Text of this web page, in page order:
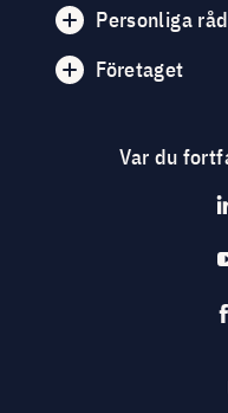
Personliga råd
Företaget
Var du